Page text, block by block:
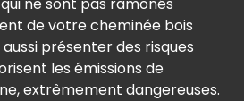
de votre cheminée bois
présenter des risques
les émissions de
extrêmement dangereuses.